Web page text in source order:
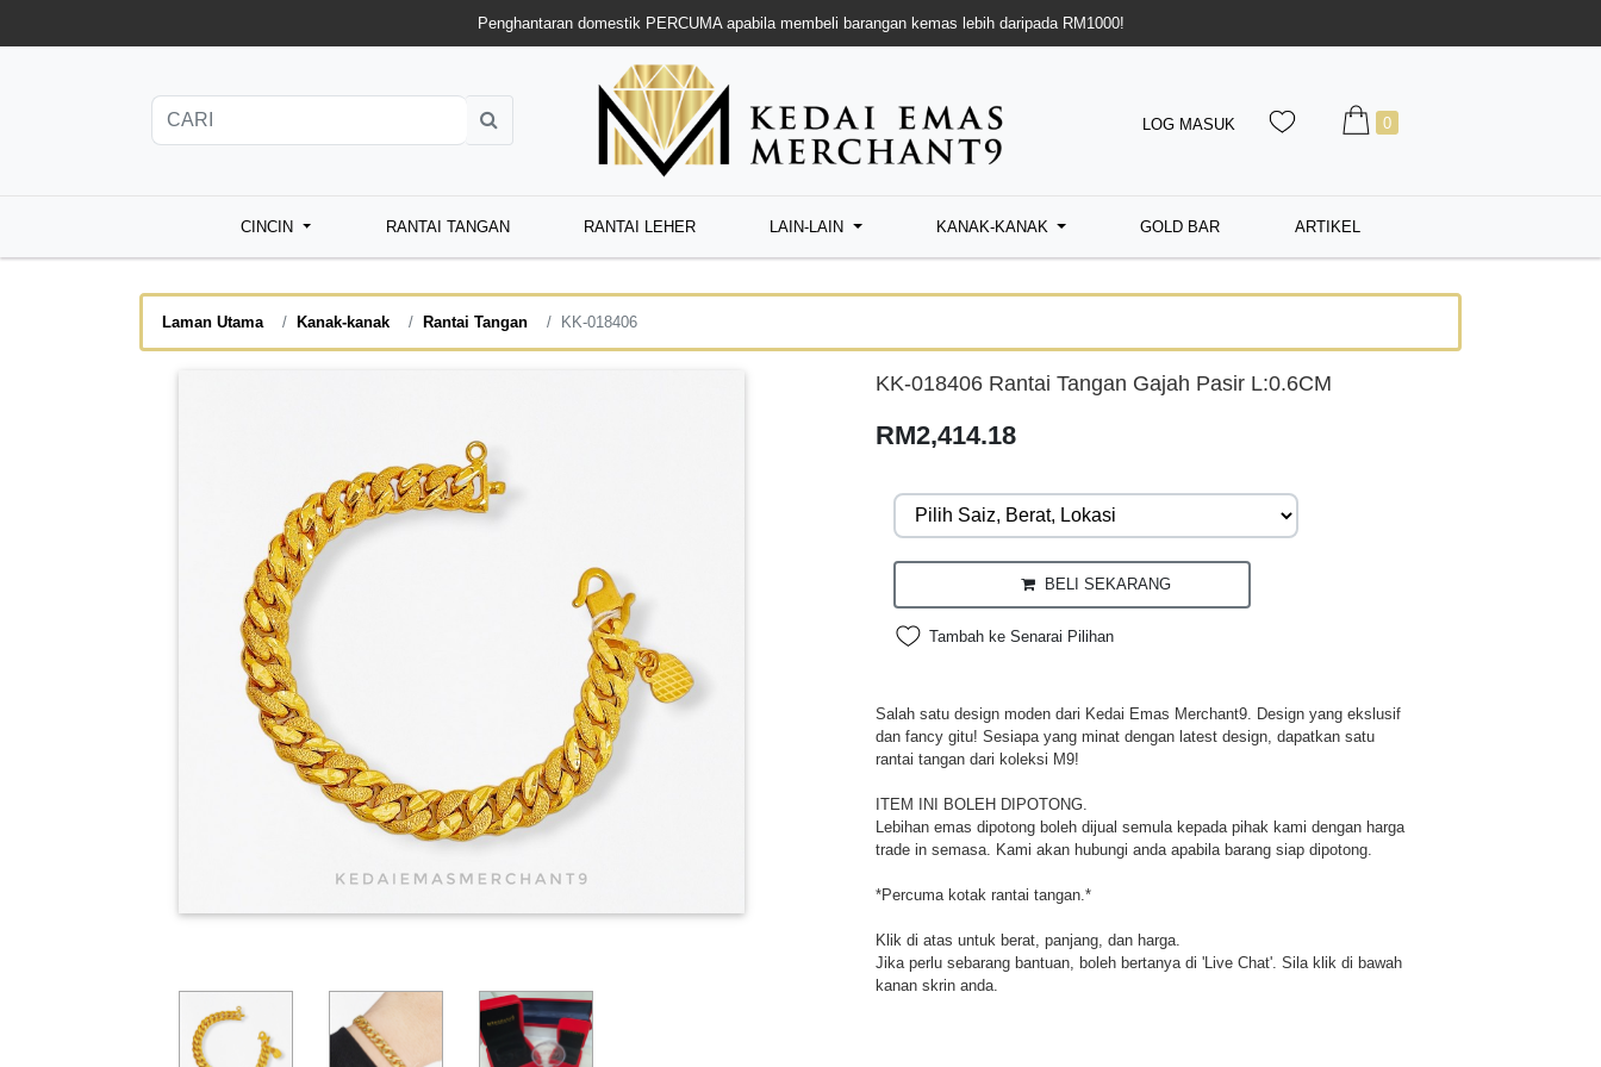
Penghantaran domestik PERCUMA apabila membeli barangan kemas lebih daripada RM1000!
LOG MASUK 0
CINCIN RANTAI TANGAN RANTAI LEHER LAIN-LAIN KANAK-KANAK GOLD BAR ARTIKEL
Laman Utama Kanak-kanak Rantai Tangan KK-018406
KK-018406 Rantai Tangan Gajah Pasir L:0.6CM
RM2,414.18
BELI SEKARANG
Tambah ke Senarai Pilihan
Salah satu design moden dari Kedai Emas Merchant9. Design yang ekslusif
dan fancy gitu! Sesiapa yang minat dengan latest design, dapatkan satu
rantai tangan dari koleksi M9!
ITEM INI BOLEH DIPOTONG.
Lebihan emas dipotong boleh dijual semula kepada pihak kami dengan harga
trade in semasa. Kami akan hubungi anda apabila barang siap dipotong.
*Percuma kotak rantai tangan.*
Klik di atas untuk berat, panjang, dan harga.
Jika perlu sebarang bantuan, boleh bertanya di 'Live Chat'. Sila klik di bawah
kanan skrin anda.